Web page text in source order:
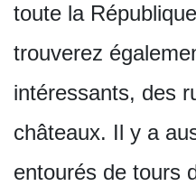
toute la
trouverez
intéressants, des
châteaux. Il y a
entourés de tours